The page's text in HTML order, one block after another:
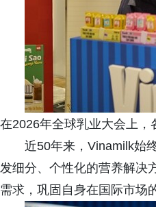
在2026年全球乳业大会上
近50年来，Vinamilk始
发细分、个性化的营养解决
需求，巩固自身在国际市场